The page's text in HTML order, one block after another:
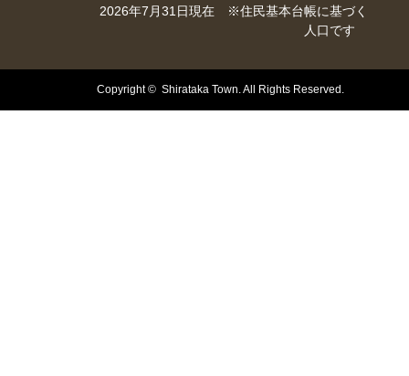
2026年7月31日現在 ※住民基本台帳に基づく
人口です
Copyright © Shirataka Town. All Rights Reserved.